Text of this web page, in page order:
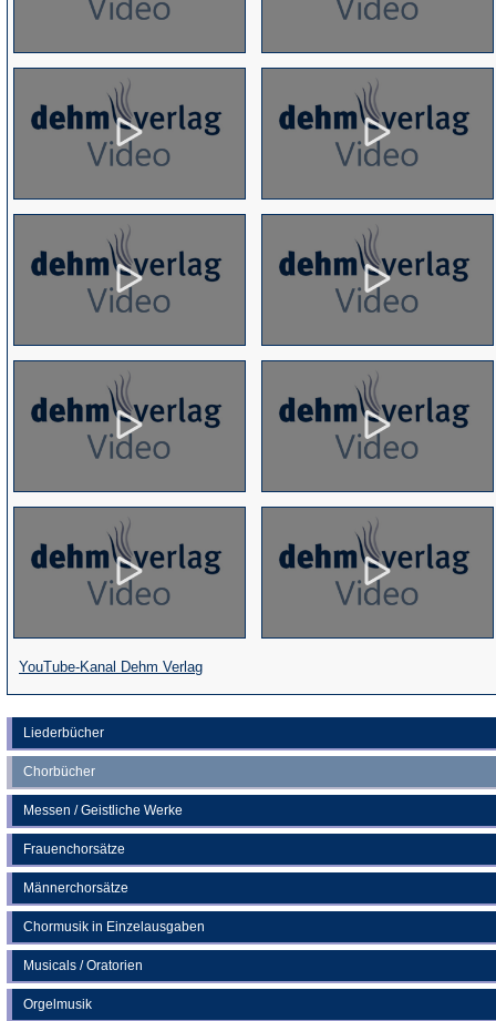
Liederbücher
Chorbücher
Messen / Geistliche Werke
Frauenchorsätze
Männerchorsätze
Chormusik in Einzelausgaben
Musicals / Oratorien
Orgelmusik
YouTube-Kanal Dehm Verlag(Öffnet
in
einem
neuen